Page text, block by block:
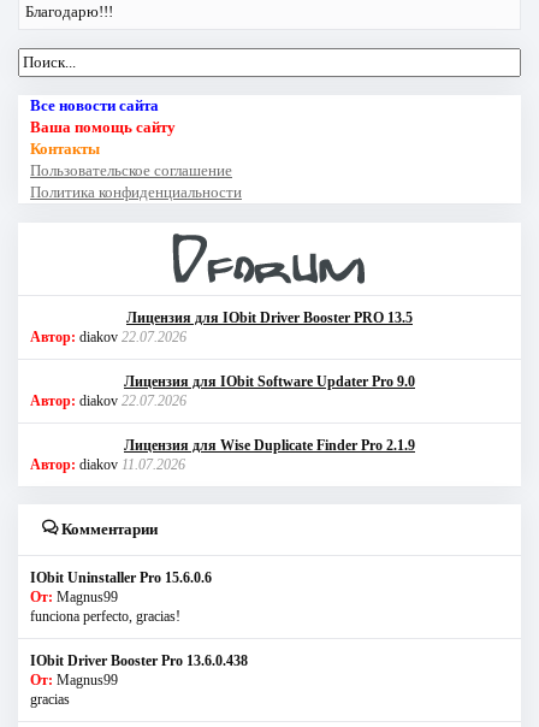
Благодарю!!!
Все новости сайта
Ваша помощь сайту
Контакты
Пользовательское соглашение
Политика конфиденциальности
Лицензия для IObit Driver Booster PRO 13.5
Автор: diakov 22.07.2026
Лицензия для IObit Software Updater Pro 9.0
Автор: diakov 22.07.2026
Лицензия для Wise Duplicate Finder Pro 2.1.9
Автор: diakov 11.07.2026
Комментарии
IObit Uninstaller Pro 15.6.0.6
От: Magnus99
funciona perfecto, gracias!
IObit Driver Booster Pro 13.6.0.438
От: Magnus99
gracias